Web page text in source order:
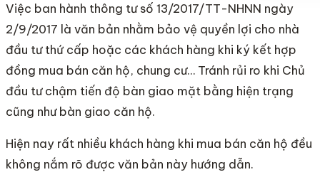
Việc ban hành thông tư số 13/2017/TT-NHNN ngày
2/9/2017 là văn bản nhằm bảo vệ quyền lợi cho nhà
đầu tư thứ cấp hoặc các khách hàng khi ký kết hợp
đồng mua bán căn hộ, chung cư… Tránh rủi ro khi Chủ
đầu tư chậm tiến độ bàn giao mặt bằng hiện trạng
cũng như bàn giao căn hộ.
Hiện nay rất nhiều khách hàng khi mua bán căn hộ đều
không nắm rõ được văn bản này hướng dẫn.